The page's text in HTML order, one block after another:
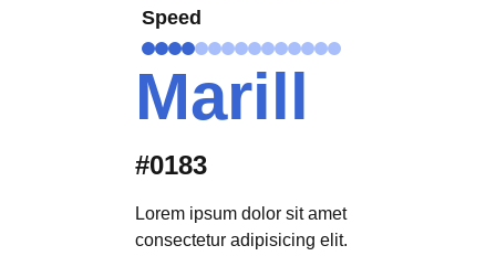
Speed
Marill
#0183
Lorem ipsum dolor sit amet
consectetur adipisicing elit.